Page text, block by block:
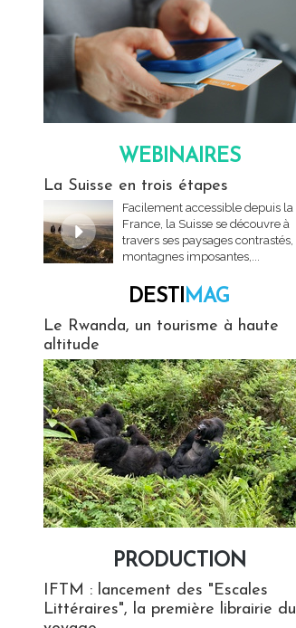
WEBINAIRES
La Suisse en trois étapes
Facilement accessible depuis la
France, la Suisse se découvre à
travers ses paysages contrastés,
montagnes imposantes,...
DESTIMAG
Le Rwanda, un tourisme à haute
altitude
PRODUCTION
IFTM : lancement des "Escales
Littéraires", la première librairie du